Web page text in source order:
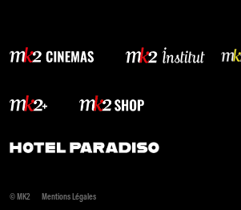
© MK2 Mentions Légales